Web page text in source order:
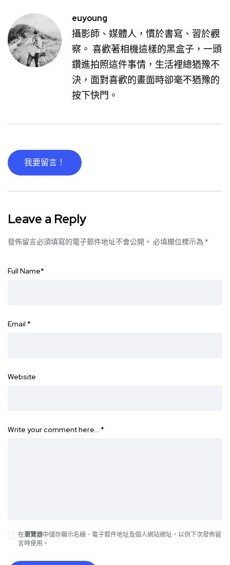
euyoung
攝影師、媒體人，慣於書寫、習於觀
察。 喜歡著相機這樣的黑盒子，一頭
鑽進拍照這件事情，生活裡總猶豫不
決，面對喜歡的畫面時卻毫不猶豫的
按下快門。
我要留言！
Leave a Reply
發佈留言必須填寫的電子郵件地址不會公開。 必填欄位標示為 *
Full Name*
Email *
Website
Write your comment here… *
在瀏覽器中儲存顯示名稱、電子郵件地址及個人網站網址，以供下次發佈留
言時使用。